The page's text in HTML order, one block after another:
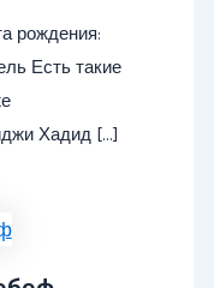
рождения:
Есть такие
Хадид […]